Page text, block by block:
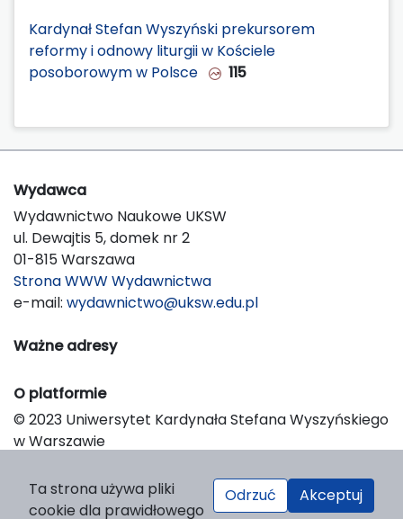
Kardynał Stefan Wyszyński prekursorem
reformy i odnowy liturgii w Kościele
posoborowym w Polsce
115
Wydawca
Wydawnictwo Naukowe UKSW
ul. Dewajtis 5, domek nr 2
01-815 Warszawa
Strona WWW Wydawnictwa
e-mail: wydawnictwo@uksw.edu.pl
Ważne adresy
O platformie
© 2023 Uniwersytet Kardynała Stefana Wyszyńskiego
w Warszawie
Platform & Workflow by OJS/PKP
Ta strona używa pliki
cookie dla prawidłowego
Odrzuć Akceptuj